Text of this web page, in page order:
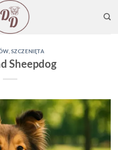
, SZCZENIĘTA
Sheepdog